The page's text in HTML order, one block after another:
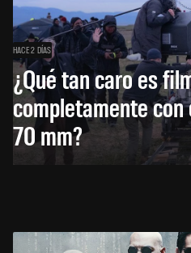
HACE 2 DÍAS
¿Qué tan caro es
completamente
70 mm?